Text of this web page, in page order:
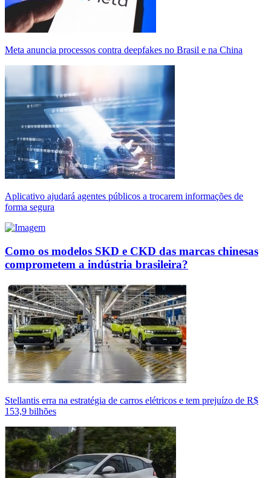
Meta anuncia processos contra deepfakes no Brasil e na China
Aplicativo ajudará agentes públicos a trocarem informações de
forma segura
Como os modelos SKD e CKD das marcas chinesas
comprometem a indústria brasileira?
Stellantis erra na estratégia de carros elétricos e tem prejuízo de R$
153,9 bilhões